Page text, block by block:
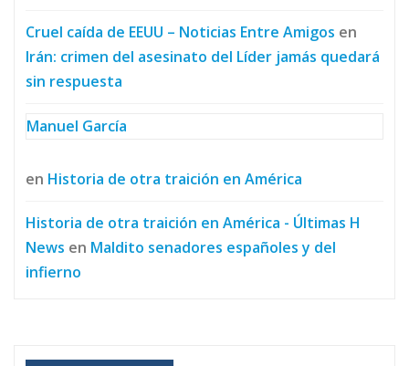
Cruel caída de EEUU – Noticias Entre Amigos en
Irán: crimen del asesinato del Líder jamás quedará
sin respuesta
Manuel García
en Historia de otra traición en América
Historia de otra traición en América - Últimas H
News en Maldito senadores españoles y del
infierno